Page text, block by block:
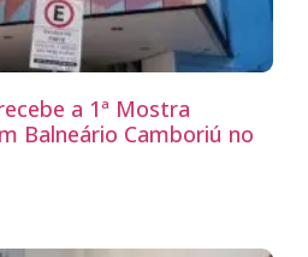
a 1ª Mostra
Balneário Camboriú no